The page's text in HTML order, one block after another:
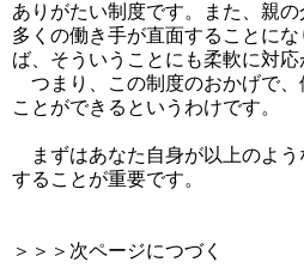
ありがたい制度です。また、親
多くの働き手が直面することに
ば、そういうことにも柔軟に対応
つまり、この制度のおかげで、
ことができるというわけです。
まずはあなた自身が以上のよう
することが重要です。
＞＞＞次ページにつづく